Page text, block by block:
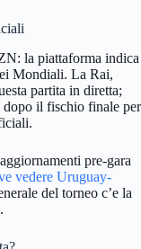
la piattaforma indica
Mondiali. La Rai,
partita in diretta;
il fischio finale per
pre-gara
vedere Uruguay-
del torneo c’e la
.